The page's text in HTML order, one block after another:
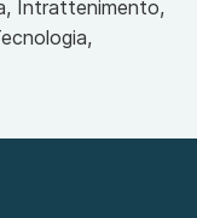
Intrattenimento,